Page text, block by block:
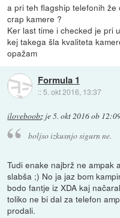
a pri teh flagship telefonih
crap kamere ?
Ker last time i checked je pri
kej takega šla kvaliteta
opažam
Formula 1
:: 5. okt 2016, 13:37
iloveboobz je5. okt 2016 ob
boljso izkusnjo sigurn ne.
Tudi enake najbrž ne ampak
slabša ;) No ja jaz bom
bodo fantje iz XDA kaj
toliko ne bi dal za telefon
prodali.